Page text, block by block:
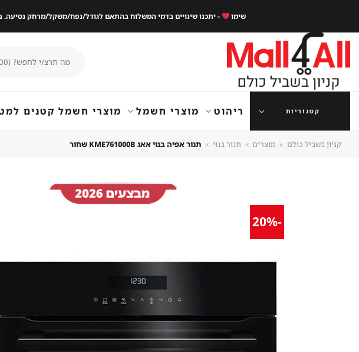
content
שימו - יתכנו שינויים בדמי המשלוח בהתאם לגודל/נפח/משקל/מרחק נסיעה.
עבור:
קטגוריות ריהוט מוצרי חשמל מוצרי חשמל קטנים
קניון בשביל כולם » מוצרים » תנור בנוי » תנור אפיה בנוי אאג KME761000B שחור
-20%